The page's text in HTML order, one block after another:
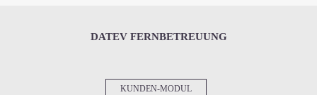
DATEV FERNBETREUUNG
KUNDEN-MODUL